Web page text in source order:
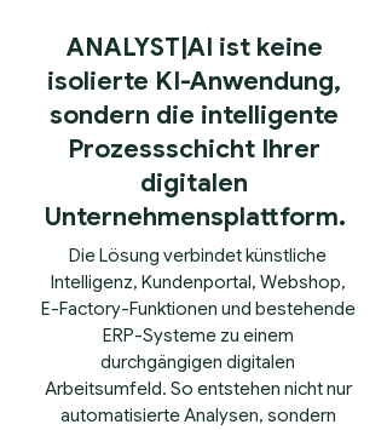
ANALYST|AI ist keine
isolierte KI-Anwendung,
sondern die intelligente
Prozessschicht Ihrer
digitalen
Unternehmensplattform.
Die Lösung verbindet künstliche
Intelligenz, Kundenportal, Webshop,
E-Factory-Funktionen und bestehende
ERP-Systeme zu einem
durchgängigen digitalen
Arbeitsumfeld. So entstehen nicht nur
automatisierte Analysen, sondern